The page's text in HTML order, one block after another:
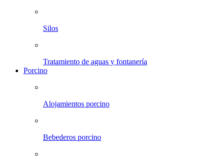
Silos
Tratamiento de aguas y fontanería
Porcino
Alojamientos porcino
Bebederos porcino